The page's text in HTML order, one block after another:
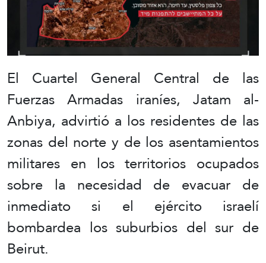
El Cuartel General Central de las
Fuerzas Armadas iraníes, Jatam al-
Anbiya, advirtió a los residentes de las
zonas del norte y de los asentamientos
militares en los territorios ocupados
sobre la necesidad de evacuar de
inmediato si el ejército israelí
bombardea los suburbios del sur de
Beirut.